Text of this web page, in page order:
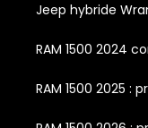
Jeep hybride
RAM 1500 2024
RAM 1500 2025 :